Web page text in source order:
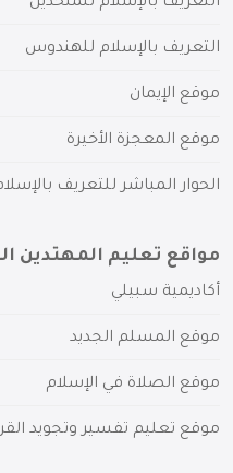
التعريف بالإسلام للهندوس
موقع الإيمان
موقع المعجزة الأخيرة
الحوار المباشر للتعريف
مواقع تعليم المهتدين
أكاديمية سبيلي
موقع المسلم الجديد
موقع الصلاة في الإسلام
موقع تعليم تفسير وتجويد